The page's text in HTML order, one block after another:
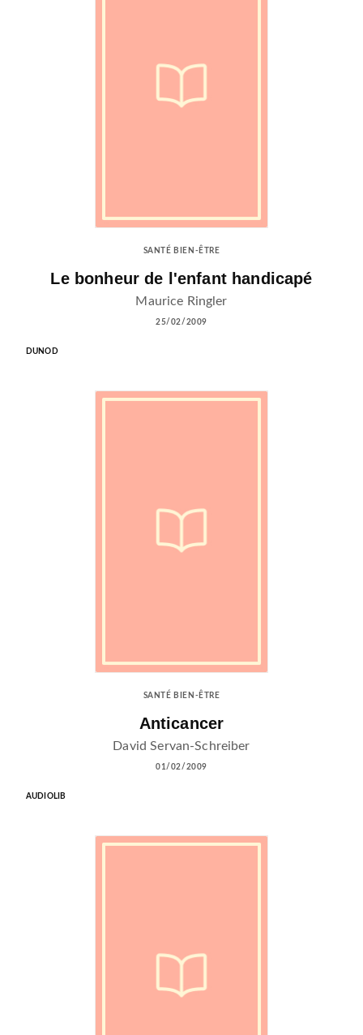
SANTÉ BIEN-ÊTRE
Le bonheur de l'enfant handicapé
Maurice Ringler
25/02/2009
DUNOD
SANTÉ BIEN-ÊTRE
Anticancer
David Servan-Schreiber
01/02/2009
AUDIOLIB